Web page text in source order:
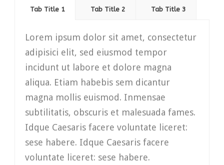
Tab Title 1 Tab Title 2 Tab Title 3
Lorem ipsum dolor sit amet, consectetur
adipisici elit, sed eiusmod tempor
incidunt ut labore et dolore magna
aliqua. Etiam habebis sem dicantur
magna mollis euismod. Inmensae
subtilitatis, obscuris et malesuada fames.
Idque Caesaris facere voluntate liceret:
sese habere. Idque Caesaris facere
voluntate liceret: sese habere.